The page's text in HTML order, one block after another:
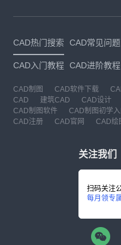
CAD热门搜索 CAD常见问题
CAD入门教程 CAD进阶教程
CAD制图 CAD软件下载
CAD
建筑CAD CAD设计
CAD制图软件
CAD制图初学入
CAD注册
CAD官网 CAD绘
关注我们
扫码关注
每月领专